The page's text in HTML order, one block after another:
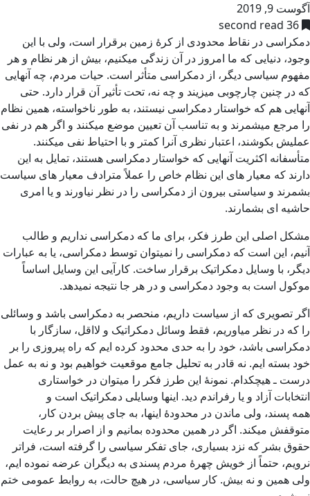
آگوست 9, 2019
36 second read
دمکراسی در نقاط محدودی از کرۀ زمین برقرار است، ولی با این
وجود، دنیایی که ما امروز در آن زندگی میکنیم، بیش از هر نظام و هر
مفهوم سیاسی دیگر، از دمکراسی متأثر است. حیات مردم، چه آنهایی
که در چنین چارچوبی میزیند و چه نه، تحت تأثیر آن قرار دارد. حتی
آنهایی هم که خواستار دمکراسی نیستند، به طور ناخواسته، همین نظام
را مرجع میشمرند و به تناسب آن تعیین موضع میکنند و اگر هم در نفی
عملیش بکوشند، اعتبار نظری آنرا کمتر و با احتیاط نفی میکنند.
متأسفانه اکثریت آنهایی که خواستار دمکراسی هستند، تمایل به این
دارند که معیار های این نظام خاص را عملاً مترادف معیار های سیاست
بشمرند و سیاستی بیرون از دمکراسی را در نظر نیاورند و یا امری
حاشیه ای بشمارند.
مشکل اصلی این طرز فکر، برای ما که دمکراسی نداریم و طالب
آنیم، این است که دمکراسی را نمیتوان توسط دمکراسی، یا به عبارات
دیگر، با وسایل دمکراتیک برقرار ساخت. کارآیی این وسایل اساساً
موکول است به وجود دمکراسی و در هر جا نتیجه نمیدهد.
اگر تصویری که از سیاست داریم، منحصر به دمکراسی باشد و وسائلی
را که در نظر میاوریم، فقط وسائل دمکراتیک و لااقل، سازگار با
دمکراسی باشد، خود را به حدی محدود کرده ایم که راه پیروزی را بر
خود بسته ایم. نه قادر به تحلیل جامع موقعیت خواهیم بود و نه به عمل
درست ـ هیچکدام. نمونۀ این طرز فکر را میتوان در خواستاری
انتخابات آزاد و یا رفراندم دید. اینها وسایلی دمکراتیک است و
همه پسند، ولی ماندن در محدودۀ اینها، به جای پیش بردن کار،
متوقفش میکند. اگر در همین محدوده بمانیم و از اصرار بر رعایت
حقوق بشر که نزد بسیاری، جای تفکر سیاسی را گرفته است، فراتر
نرویم، حتماً از خویش چهرۀ مردم پسندی به دیگران عرضه نموده ایم،
ولی همین و نه بیش. کار سیاسی، در هیچ حالت، به روابط عمومی ختم